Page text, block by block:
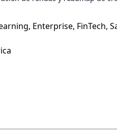
, Enterprise, FinTech,